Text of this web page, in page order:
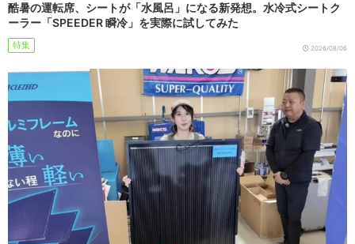
酷暑の運転席、シートが「水風呂」になる新発想。水冷式シートク
ーラー「SPEEDER 瞬冷」を実際に試してみた
特集 2026/08/06